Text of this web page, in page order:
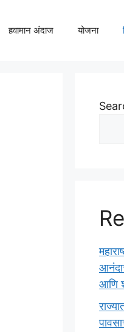
हवामान अंदाज योजना
आणि